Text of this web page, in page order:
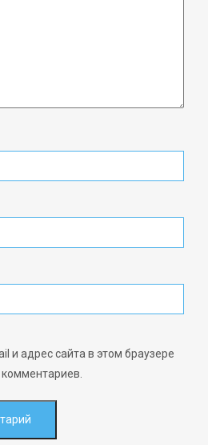
и адрес сайта в этом браузере